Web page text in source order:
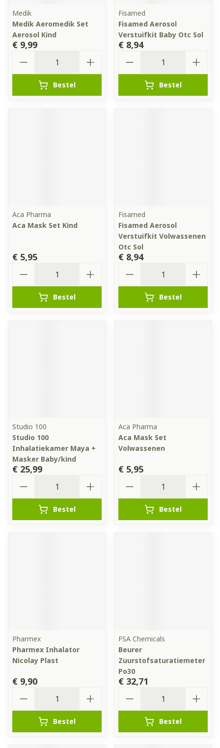
Medik
Medik Aeromedik Set
Aerosol Kind
€ 9,99
Bestel
Fisamed
Fisamed Aerosol
Verstuifkit Baby Otc Sol
€ 8,94
Bestel
Aca Pharma
Aca Mask Set Kind
€ 5,95
Bestel
Fisamed
Fisamed Aerosol
Verstuifkit Volwassenen
Otc Sol
€ 8,94
Bestel
Studio 100
Studio 100
Inhalatiekamer Maya +
Masker Baby/kind
€ 25,99
Bestel
Aca Pharma
Aca Mask Set
Volwassenen
€ 5,95
Bestel
Pharmex
Pharmex Inhalator
Nicolay Plast
€ 9,90
Bestel
FSA Chemicals
Beurer
Zuurstofsaturatiemeter
Po30
€ 32,71
Bestel